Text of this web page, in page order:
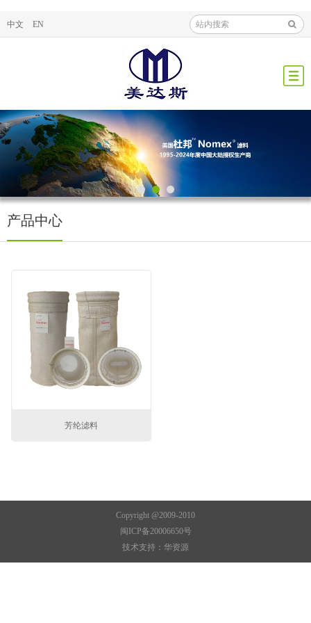
中文 EN
产品中心
芳纶滤料
Copyright @2009-2010
闽ICP备20006650号
技术支持： 华资源